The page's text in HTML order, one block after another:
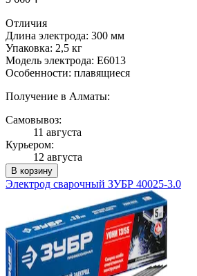
Отличия
Длина электрода: 300 мм
Упаковка: 2,5 кг
Модель электрода: E6013
Особенности: плавящиеся
Получение в Алматы:
Самовывоз:
11 августа
Курьером:
12 августа
В корзину
Электрод сварочный ЗУБР 40025-3.0